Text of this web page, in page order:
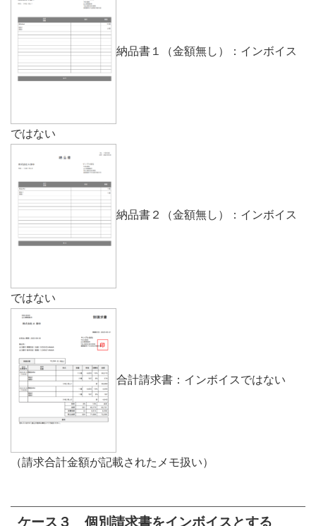
納品書１（金額無し）：インボイス
ではない
納品書２（金額無し）：インボイス
ではない
合計請求書：インボイスではない
（請求合計金額が記載されたメモ扱い）
ケース３ 個別請求書をインボイスとする